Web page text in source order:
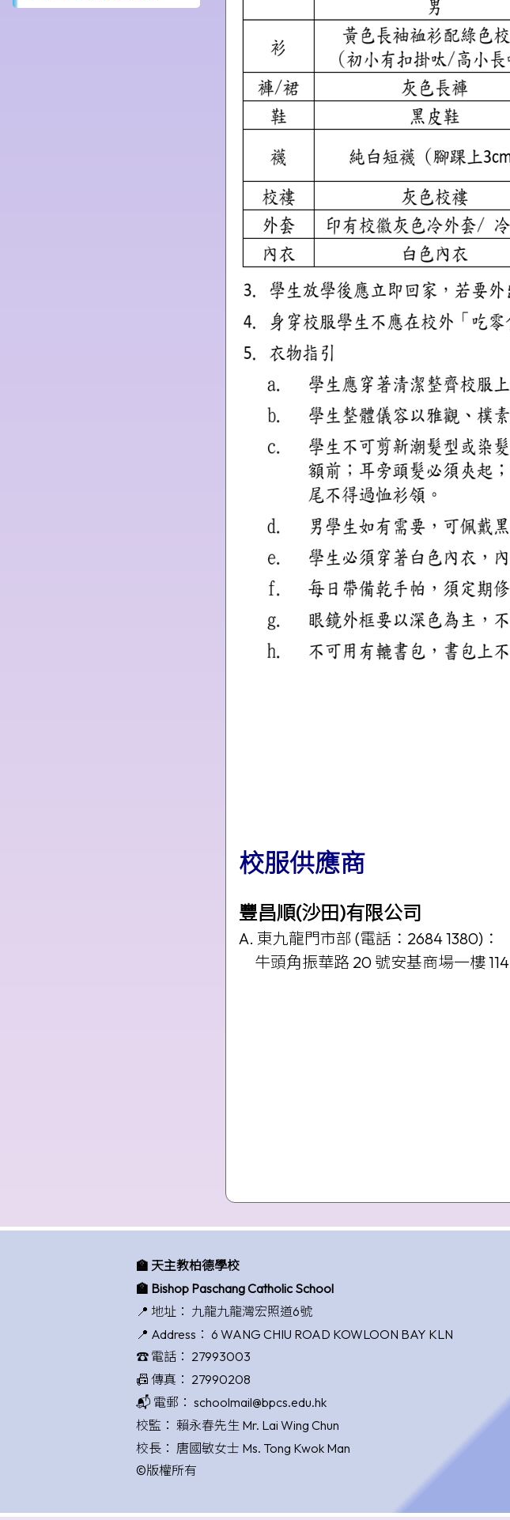
校服供應商
豐昌順(沙田)有限公司
A. 東九龍門市部 (電話： 2684 1380)：
牛頭角振華路 20 號安基商場一樓114
🏫 天主教柏德學校
🏫 Bishop Paschang Catholic School
📍 地址： 九龍九龍灣宏照道6號
📍 Address： 6 WANG CHIU ROAD KOWLOON BAY KLN
☎️ 電話： 27993003
📠 傳真： 27990208
📬 電郵： schoolmail@bpcs.edu.hk
校監： 賴永春先生 Mr. Lai Wing Chun
校長： 唐國敏女士 Ms. Tong Kwok Man
©版權所有